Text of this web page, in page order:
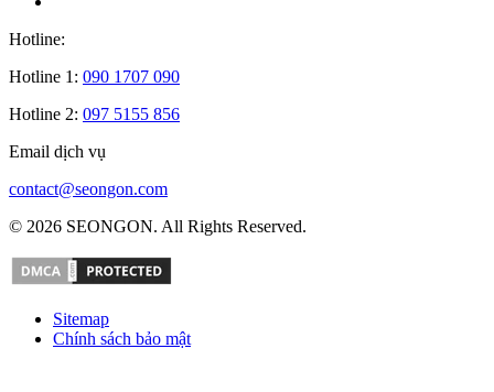
Hotline:
Hotline 1: 090 1707 090
Hotline 2: 097 5155 856
Email dịch vụ
contact@seongon.com
© 2026 SEONGON. All Rights Reserved.
Sitemap
Chính sách bảo mật